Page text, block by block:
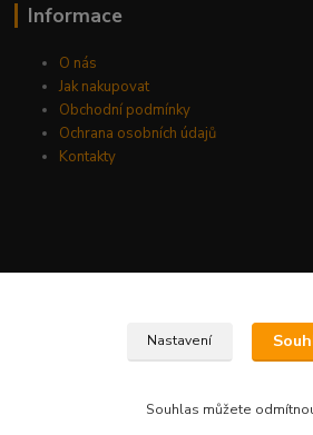
Informace
O nás
Jak nakupovat
Obchodní podmínky
Ochrana osobních údajů
Kontakty
Nastavení
Souhlas můžete